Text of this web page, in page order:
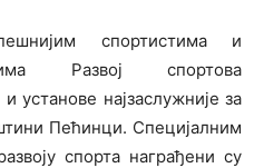
спортистима и
Развој спортова
установе најзаслужније за
Пећинци. Специјалним
спорта награђени су